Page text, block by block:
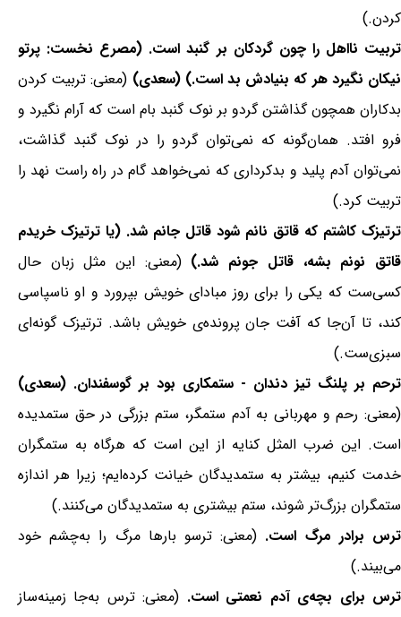
کردن.)
تربیت نااهل را چون گردکان بر گنبد است. (مصرع نخست: پرتو
نیکان نگیرد هر که بنیادش بد است.) (سعدی) (معنی: تربیت کردن
بدکاران همچون گذاشتن گردو بر نوک گنبد بام است که آرام نگیرد و
فرو افتد. همان‌گونه که نمی‌توان گردو را در نوک گنبد گذاشت،
نمی‌توان آدم پلید و بدکرداری که نمی‌خواهد گام در راه راست نهد را
تربیت کرد.)
ترتیزک کاشتم که قاتق نانم شود قاتل جانم شد. (یا ترتیزک خریدم
قاتق نونم بشه، قاتل جونم شد.) (معنی: این مثل زبان حال
کسی‌ست که یکی را برای روز مبادای خویش بپرورد و او ناسپاسی
کند، تا آن‌جا که آفت جان پرونده‌ی خویش باشد. ترتیزک گونه‌ای
سبزی‌ست.)
ترحم بر پلنگ تیز دندان - ستمکاری بود بر گوسفندان. (سعدی)
(معنی: رحم و مهربانی به آدم ستمگر، ستم بزرگی در حق ستمدیده
است. این ضرب المثل کنایه از این است که هرگاه به ستمگران
خدمت کنیم، بیشتر به ستمدیدگان خیانت کرده‌ایم؛ زیرا هر اندازه
ستمگران بزرگ‌تر شوند، ستم بیشتری به ستمدیدگان می‌کنند.)
ترس برادر مرگ است. (معنی: ترسو بارها مرگ را به‌چشم خود
می‌بیند.)
ترس برای بچه‌ی آدم نعمتی است. (معنی: ترس به‌جا زمینه‌ساز